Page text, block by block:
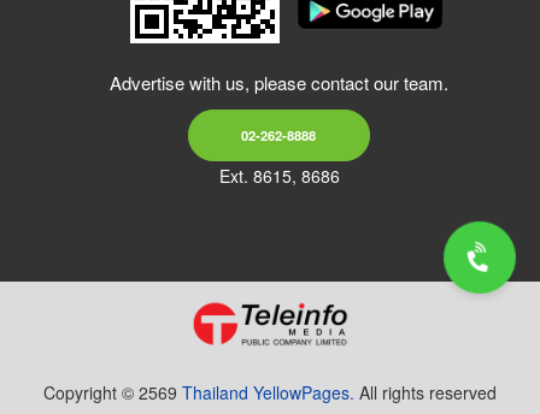
Advertise with us, please contact our team.
02-262-8888
Ext. 8615, 8686
Copyright © 2569 Thailand YellowPages. All rights reserved